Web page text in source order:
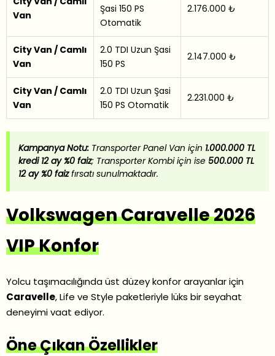
Van
Şasi 150 PS
Otomatik
2.176.000 ₺
City Van / Camlı
Van
2.0 TDI Uzun Şasi
150 PS
2.147.000 ₺
City Van / Camlı
Van
2.0 TDI Uzun Şasi
150 PS Otomatik
2.231.000 ₺
Kampanya Notu: Transporter Panel Van için 1.000.000 TL
kredi 12 ay %0 faiz; Transporter Kombi için ise 500.000 TL
12 ay %0 faizfırsatı sunulmaktadır.
Volkswagen Caravelle 2026
VIP Konfor
Yolcu taşımacılığında üst düzey konfor arayanlar için
Caravelle, Life ve Style paketleriyle lüks bir seyahat
deneyimi vaat ediyor.
Öne Çıkan Özellikler